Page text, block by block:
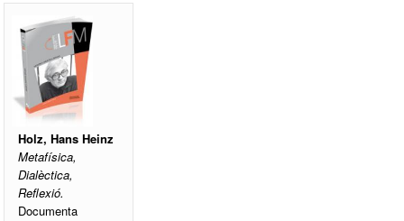
Holz, Hans Heinz
Metafísica,
Dialèctica,
Reflexió.
Documenta